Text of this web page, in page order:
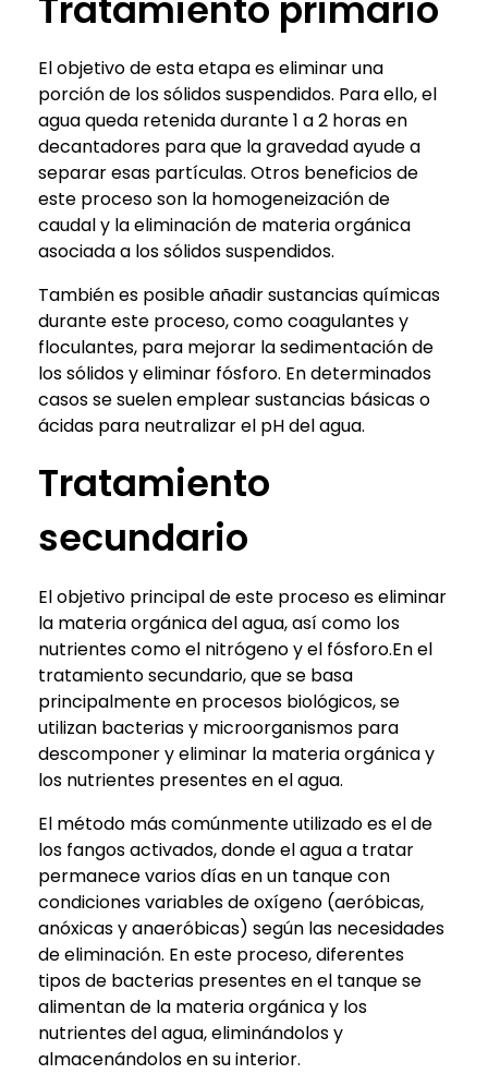
El objetivo de esta etapa es eliminar una
porción de los sólidos suspendidos. Para ello, el
agua queda retenida durante 1 a 2 horas en
decantadores para que la gravedad ayude a
separar esas partículas. Otros beneficios de
este proceso son la homogeneización de
caudal y la eliminación de materia orgánica
asociada a los sólidos suspendidos.
También es posible añadir sustancias químicas
durante este proceso, como coagulantes y
floculantes, para mejorar la sedimentación de
los sólidos y eliminar fósforo. En determinados
casos se suelen emplear sustancias básicas o
ácidas para neutralizar el pH del agua.
Tratamiento
secundario
El objetivo principal de este proceso es eliminar
la materia orgánica del agua, así como los
nutrientes como el nitrógeno y el fósforo.En el
tratamiento secundario, que se basa
principalmente en procesos biológicos, se
utilizan bacterias y microorganismos para
descomponer y eliminar la materia orgánica y
los nutrientes presentes en el agua.
El método más comúnmente utilizado es el de
los fangos activados, donde el agua a tratar
permanece varios días en un tanque con
condiciones variables de oxígeno (aeróbicas,
anóxicas y anaeróbicas) según las necesidades
de eliminación. En este proceso, diferentes
tipos de bacterias presentes en el tanque se
alimentan de la materia orgánica y los
nutrientes del agua, eliminándolos y
almacenándolos en su interior.